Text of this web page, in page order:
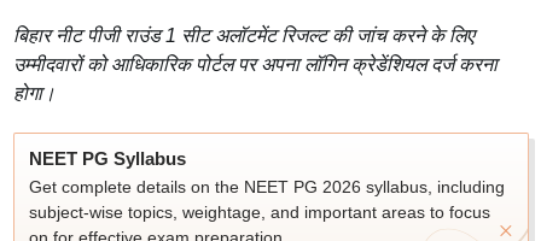
बिहार नीट पीजी राउंड 1 सीट अलॉटमेंट रिजल्ट की जांच करने के लिए
उम्मीदवारों को आधिकारिक पोर्टल पर अपना लॉगिन क्रेडेंशियल दर्ज करना
होगा।
NEET PG Syllabus
Get complete details on the NEET PG 2026 syllabus, including
subject-wise topics, weightage, and important areas to focus